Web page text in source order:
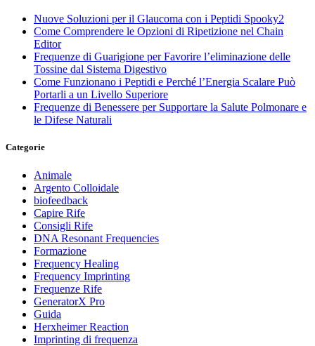
Nuove Soluzioni per il Glaucoma con i Peptidi Spooky2
Come Comprendere le Opzioni di Ripetizione nel Chain
Editor
Frequenze di Guarigione per Favorire l’eliminazione delle
Tossine dal Sistema Digestivo
Come Funzionano i Peptidi e Perché l’Energia Scalare Può
Portarli a un Livello Superiore
Frequenze di Benessere per Supportare la Salute Polmonare e
le Difese Naturali
Categorie
Animale
Argento Colloidale
biofeedback
Capire Rife
Consigli Rife
DNA Resonant Frequencies
Formazione
Frequency Healing
Frequency Imprinting
Frequenze Rife
GeneratorX Pro
Guida
Herxheimer Reaction
Imprinting di frequenza